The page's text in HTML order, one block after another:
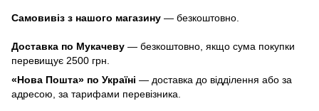
Самовивіз з нашого магазину — безкоштовно.
Доставка по Мукачеву — безкоштовно, якщо сума покупки
перевищує 2500 грн.
«Нова Пошта» по Україні — доставка до відділення або за
адресою, за тарифами перевізника.